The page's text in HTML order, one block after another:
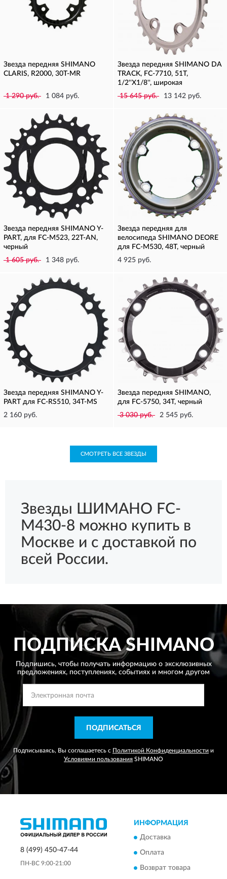
Звезда передняя SHIMANO
CLARIS, R2000, 30T-MR
1 290 руб. 1 084 руб.
Звезда передняя SHIMANO DA
TRACK, FC-7710, 51T,
1/2''X1/8'', широкая
15 645 руб.
13 142 руб.
Звезда передняя SHIMANO Y-
PART, для FC-M523, 22T-AN,
черный
1 605 руб.
1 348 руб.
Звезда передняя для
велосипеда SHIMANO DEORE
для FC-M530, 48T, черный
4 925 руб.
Звезда передняя SHIMANO Y-
PART для FC-RS510, 34T-MS
2 160 руб.
Звезда передняя SHIMANO,
для FC-5750, 34T, черный
3 030 руб.
2 545 руб.
СМОТРЕТЬ ВСЕ ЗВЕЗДЫ
Звезды ШИМАНО FC-
M430-8 можно купить в
Москве и с доставкой по
всей России.
ПОДПИСКАSHIMANO
Подпишись, чтобы получать информацию о эксклюзивных
предложениях, поступлениях, событиях и многом другом
ПОДПИСАТЬСЯ
Подписываясь, Вы соглашаетесь с Политикой Конфиденциальности и
Условиями пользования SHIMANO
8 (499) 450-47-44
ПН-ВС 9:00-21:00
ИНФОРМАЦИЯ
Доставка
Оплата
Возврат товара